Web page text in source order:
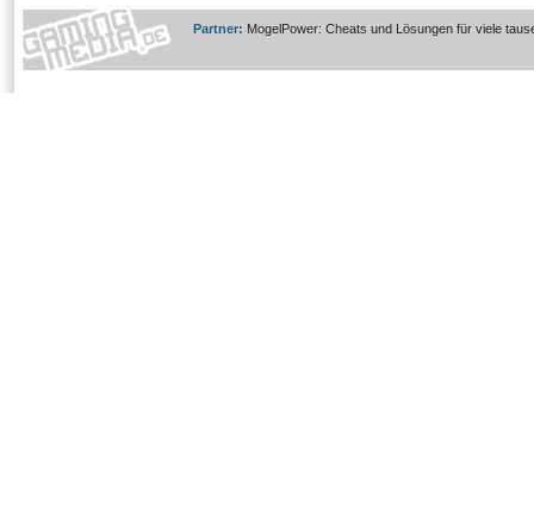
Partner: MogelPower: Cheats und Lösungen für viele